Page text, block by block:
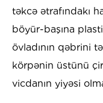
təkcə ətrafındakı
böyür-başına
övladının qəbrini
körpənin üstünü
vicdanın yiyəsi